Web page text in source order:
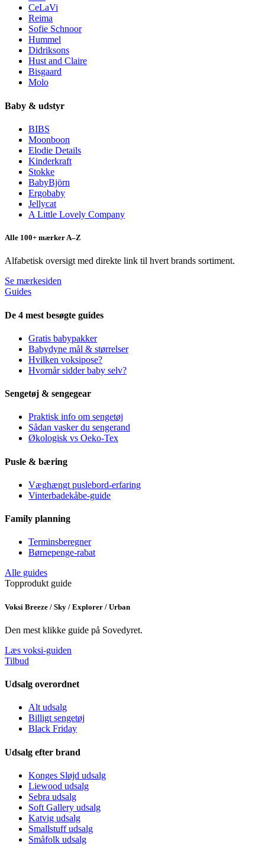
CeLaVi
Reima
Sofie Schnoor
Hummel
Didriksons
Hust and Claire
Bisgaard
Molo
Baby & udstyr
BIBS
Moonboon
Elodie Details
Kinderkraft
Stokke
BabyBjörn
Ergobaby
Jellycat
A Little Lovely Company
Alle 100+ mærker A–Z
Alfabetisk oversigt med direkte link til hvert brands sortiment.
Se mærkesiden
Guides
De 4 mest besøgte guides
Gratis babypakker
Babydyne mål & størrelser
Hvilken voksipose?
Hvornår sidder baby selv?
Sengetøj & sengegear
Praktisk info om sengetøj
Sådan vasker du sengerand
Økologisk vs Oeko-Tex
Pusle & bæring
Væghængt puslebord-erfaring
Vinterbadekåbe-guide
Family planning
Terminsberegner
Børnepenge-rabat
Alle guides
Topprodukt guide
Voksi Breeze / Sky / Explorer / Urban
Den mest klikke guide på Sovedyret.
Læs voksi-guiden
Tilbud
Udsalg overordnet
Alt udsalg
Billigt sengetøj
Black Friday
Udsalg efter brand
Konges Sløjd udsalg
Liewood udsalg
Sebra udsalg
Soft Gallery udsalg
Katvig udsalg
Smallstuff udsalg
Småfolk udsalg